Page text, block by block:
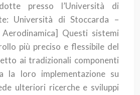
presso l’Università di
Università di Stoccarda –
Questi sistemi
più preciso e flessibile del
ai tradizionali componenti
la loro implementazione su
ulteriori ricerche e sviluppi